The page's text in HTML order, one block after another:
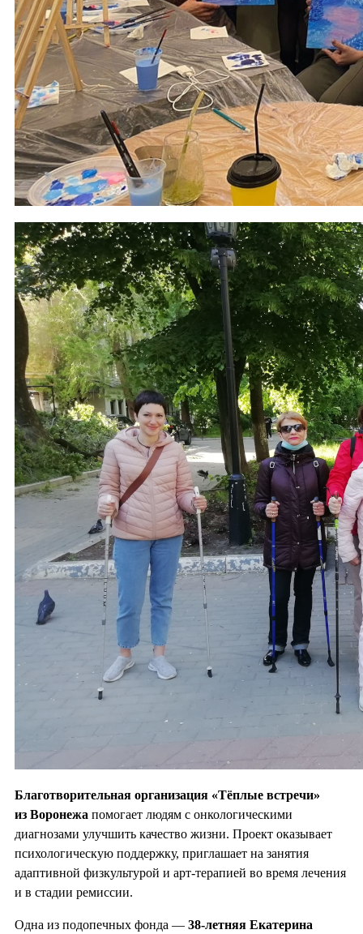
Благотворительная организация «Тёплые встречи»
из Воронежа помогает людям с онкологическими
диагнозами улучшить качество жизни. Проект оказывает
психологическую поддержку, приглашает на занятия
адаптивной физкультурой и арт-терапией во время лечения
и в стадии ремиссии.
Одна из подопечных фонда — 38-летняя Екатерина